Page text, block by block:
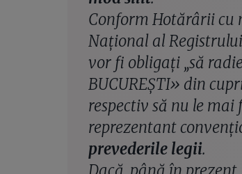
Conform Hotărârii cu
Naţional al
vor fi obligaţi „să
BUCUREŞTI» din
respectiv să nu le mai
reprezentant
prevederile legii.